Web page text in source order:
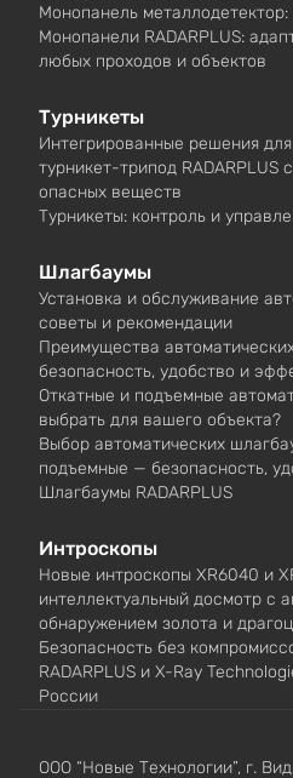
Монопанель
Монопанели RADARPLUS:
любых проходов и объектов
Турникеты
Интегрированные решения
турникет-трипод RADARPLUS
опасных веществ
Турникеты: контроль и
Шлагбаумы
Установка и обслуживание
советы и рекомендации
Преимущества
безопасность, удобство и
Откатные и подъемные
выбрать для вашего объекта?
Выбор автоматических
подъемные — безопасность,
Шлагбаумы RADARPLUS
Интроскопы
Новые интроскопы XR6040 и
интеллектуальный досмотр с
обнаружением золота и
Безопасность без
RADARPLUS и X-Ray
России
ООО “Новые Технологии”, г.